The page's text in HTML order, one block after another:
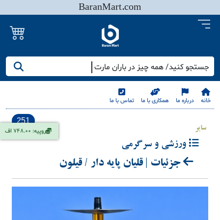
BaranMart.com
جستجو کنید/ همه چیز در باران مارت
خانه درباره ما همکاری با ما تماس با ما
روپیه: 748.00 اف
251
سایر
ورزشی و سرگرمی
جزئیات | قلیان پایه دار / قیلون